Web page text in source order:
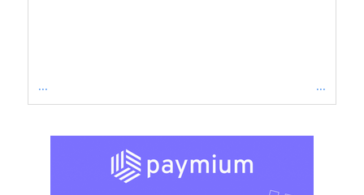
... ...